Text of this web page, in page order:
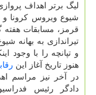
شیوع ویروس کرونا و
قرمز، مسابقات هفته
تیراندازی به بهانه
و تپانچه را با وجود
هنوز تاریخ آغاز این
در آخر نیز مراسم
دادگر رئیس